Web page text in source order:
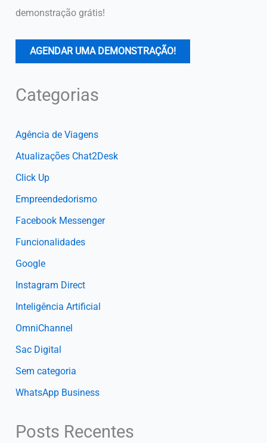
demonstração grátis!
AGENDAR UMA DEMONSTRAÇÃO!
Categorias
Agência de Viagens
Atualizações Chat2Desk
Click Up
Empreendedorismo
Facebook Messenger
Funcionalidades
Google
Instagram Direct
Inteligência Artificial
OmniChannel
Sac Digital
Sem categoria
WhatsApp Business
Posts Recentes